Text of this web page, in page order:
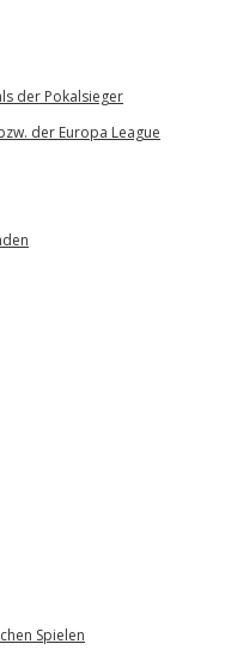
der Pokalsieger
der Europa League
Spielen